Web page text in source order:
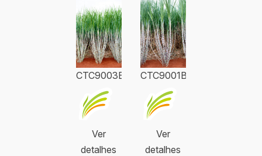
CTC9003BT
Ver
detalhes
CTC9001BT
Ver
detalhes